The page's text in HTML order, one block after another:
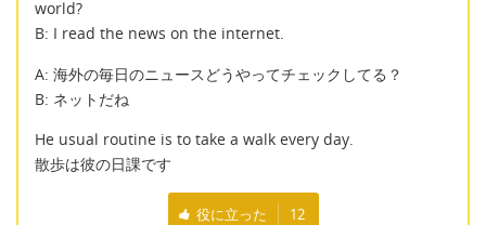
world?
B: I read the news on the internet.
A: 海外の毎日のニュースどうやってチェックしてる？
B: ネットだね
He usual routine is to take a walk every day.
散歩は彼の日課です
役に立った 12